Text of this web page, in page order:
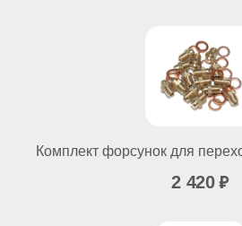
Комплект форсунок для
2 420